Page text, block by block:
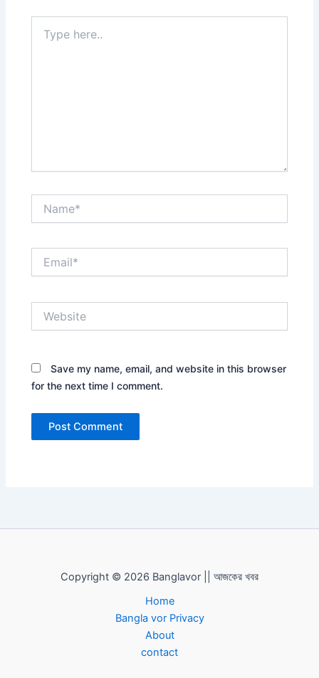
here..
Save my name, email, and website in this browser
for the next time I comment.
Copyright © 2026 Banglavor || আজকের খবর
Home
Bangla vor Privacy
About
contact